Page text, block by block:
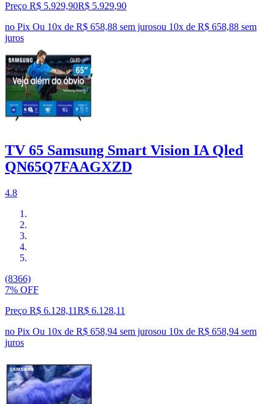
Preço R$ 5.929,90R$ 5.929,90
no Pix Ou 10x de R$ 658,88 sem jurosou 10x de R$ 658,88 sem
juros
TV 65 Samsung Smart Vision IA Qled
QN65Q7FAAGXZD
4.8
(8366)
7% OFF
Preço R$ 6.128,11R$ 6.128,11
no Pix Ou 10x de R$ 658,94 sem jurosou 10x de R$ 658,94 sem
juros